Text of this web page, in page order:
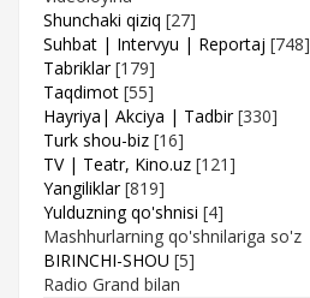
Shunchaki qiziq [27]
Suhbat | Intervyu | Reportaj [748]
Tabriklar [179]
Taqdimot [55]
Hayriya| Akciya | Tadbir [330]
Turk shou-biz [16]
TV | Teatr, Kino.uz [121]
Yangiliklar [819]
Yulduzning qo'shnisi [4]
Mashhurlarning qo'shnilariga so'z
BIRINCHI-SHOU [5]
Radio Grand bilan